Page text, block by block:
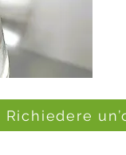
Richiedere